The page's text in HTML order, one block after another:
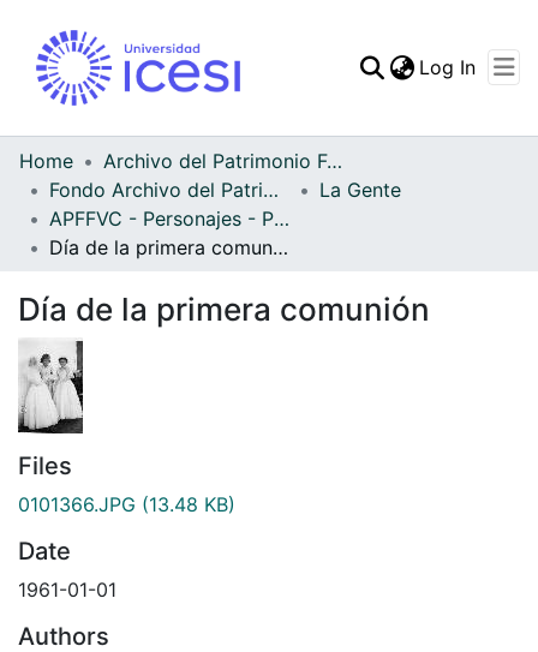
Statistics
Log In
Home
Archivo del Patrimonio Fotográfico y Fílmico del Valle del Cauca
Fondo Archivo del Patrimonio Fotográfico y Fílmico del Valle del Cauca
La Gente
APFFVC - Personajes - Patrimonial
Día de la primera comunión
Día de la primera comunión
Files
0101366.JPG (13.48 KB)
Date
1961-01-01
Authors